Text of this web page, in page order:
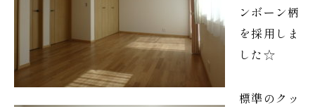
ンボーン柄
を採用しま
した☆
標準のクッ